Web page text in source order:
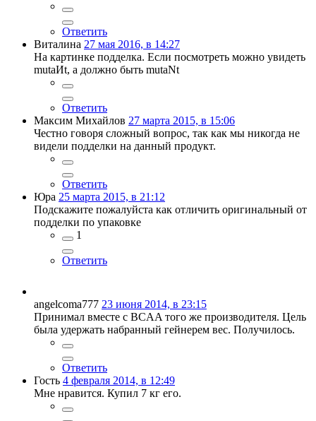
Ответить
Виталина 27 мая 2016, в 14:27
На картинке подделка. Если посмотреть можно увидеть
mutaИt, а должно быть mutaNt
Ответить
Максим Михайлов 27 марта 2015, в 15:06
Честно говоря сложный вопрос, так как мы никогда не
видели подделки на данный продукт.
Ответить
Юра 25 марта 2015, в 21:12
Подскажите пожалуйста как отличить оригинальный от
подделки по упаковке
1
Ответить
angelcoma777 23 июня 2014, в 23:15
Принимал вместе с BCAA того же производителя. Цель
была удержать набранный гейнерем вес. Получилось.
Ответить
Гость 4 февраля 2014, в 12:49
Мне нравится. Купил 7 кг его.